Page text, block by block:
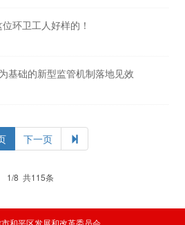
环卫工人好样的！
基础的新型监管机制落地见效
下一页
1/8 共115条
和平区发展和改革委员会